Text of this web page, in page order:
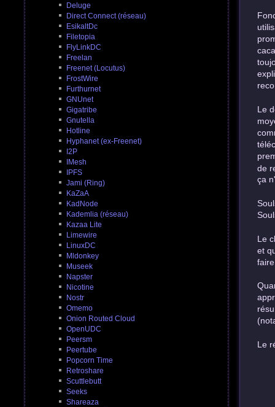
Deluge
Direct Connect (réseau)
EsikaltDc
Filetopia
FlyLinkDC
Freelan
Freenet (Locutus)
FrostWire
Furthurnet
GNUnet
Gigatribe
Gnutella
Hotline
Hyphanet (ex-Freenet)
I2P
IMesh
IPFS
Jami (Ring)
KaZaA
KadNode
Kademlia (réseau)
Kazaa Lite
Limewire
LinuxDC
Mldonkey
Museek
Napster
Nicotine
Nostr
Omemo
Onion Routed Cloud
OpenUDC
Peersm
Peertube
Popcorn Time
Retroshare
Scuttlebutt
Seeks
Shareaza
Le
de
ça
Le
et
Le